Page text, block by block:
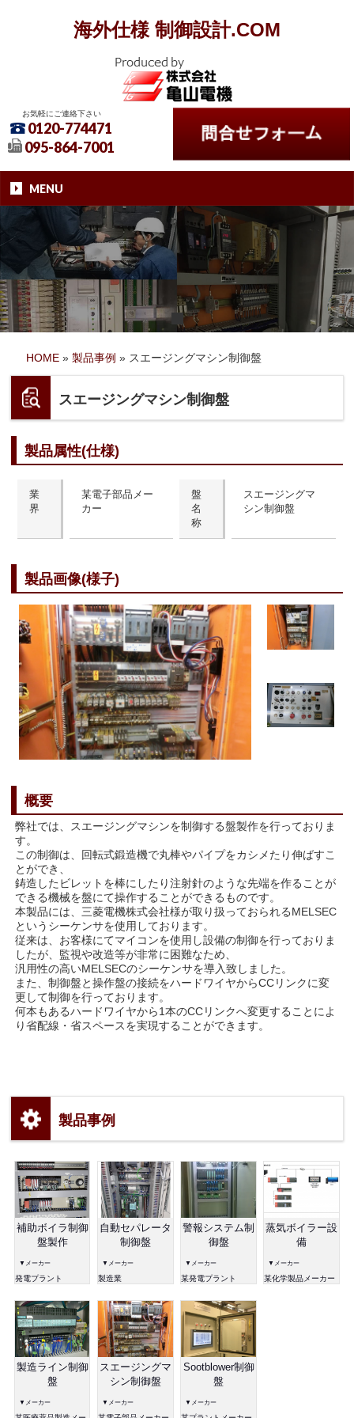
海外仕様 制御設計.COM
お気軽にご連絡下さい
0120-774471
095-864-7001
MENU
HOME »製品事例 » スエージングマシン制御盤
スエージングマシン制御盤
製品属性(仕様)
業
界
某電子部品メー
カー
盤
名
称
スエージングマ
シン制御盤
製品画像(様子)
概要
弊社では、スエージングマシンを制御する盤製作を行っておりま
す。
この制御は、回転式鍛造機で丸棒やパイプをカシメたり伸ばすこ
とができ、
鋳造したビレットを棒にしたり注射針のような先端を作ることが
できる機械を盤にて操作することができるものです。
本製品には、三菱電機株式会社様が取り扱っておられるMELSEC
というシーケンサを使用しております。
従来は、お客様にてマイコンを使用し設備の制御を行っておりま
したが、監視や改造等が非常に困難なため、
汎用性の高いMELSECのシーケンサを導入致しました。
また、制御盤と操作盤の接続をハードワイヤからCCリンクに変
更して制御を行っております。
何本もあるハードワイヤから1本のCCリンクへ変更することによ
り省配線・省スペースを実現することができます。
製品事例
補助ボイラ制御
盤製作
▼メーカー
発電プラント
自動セパレータ
制御盤
▼メーカー
製造業
警報システム制
御盤
▼メーカー
某発電プラント
蒸気ボイラー設
備
▼メーカー
某化学製品メーカー
製造ライン制御
盤
▼メーカー
スエージングマ
シン制御盤
▼メーカー
Sootblower制御
盤
▼メーカー